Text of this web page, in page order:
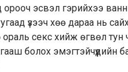
эсвэл гэрийхээ
үзээч хөө дараа нь
ораль секс хийж өгвөл тун
болох эмэгтэйчүүдийн